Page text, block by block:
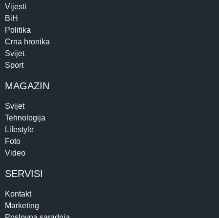
Vijesti
BiH
Politika
Crna hronika
Svijet
Sport
MAGAZIN
Svijet
Tehnologija
Lifestyle
Foto
Video
SERVISI
Kontakt
Marketing